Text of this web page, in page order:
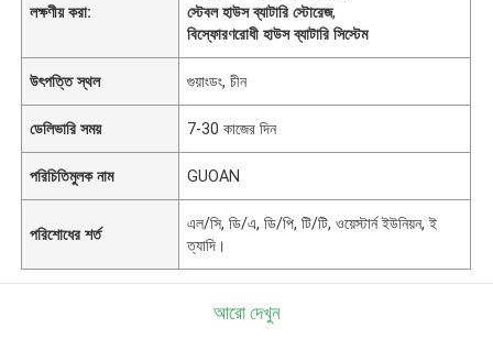
লক্ষণীয় করা:
স্টেবল হাউস ব্যাটারি স্টোরেজ,
বিস্ফোরণরোধী হাউস ব্যাটারি সিস্টেম
উৎপত্তি স্থল গুয়াংডং, চীন
ডেলিভারি সময় 7-30 কাজের দিন
পরিচিতিমুলক নাম GUOAN
পরিশোধের শর্ত
এল/সি, ডি/এ, ডি/পি, টি/টি, ওয়েস্টার্ন ইউনিয়ন, ই
ত্যাদি।
আরো দেখুন